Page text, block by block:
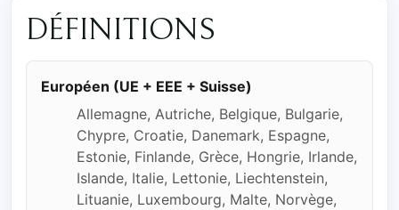
DÉFINITIONS
Européen (UE + EEE + Suisse)
Allemagne, Autriche, Belgique, Bulgarie,
Chypre, Croatie, Danemark, Espagne,
Estonie, Finlande, Grèce, Hongrie, Irlande,
Islande, Italie, Lettonie, Liechtenstein,
Lituanie, Luxembourg, Malte, Norvège,